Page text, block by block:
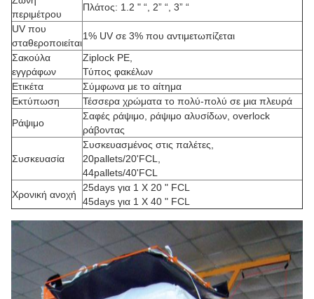
περιμέτρου
Πλάτος: 1.2 " “, 2” “, 3” “
UV που
σταθεροποιείται
1% UV σε 3% που αντιμετωπίζεται
Σακούλα
εγγράφων
Ziplock PE,
Τύπος φακέλων
Ετικέτα
Σύμφωνα με το αίτημα
Εκτύπωση
Τέσσερα χρώματα το πολύ-πολύ σε μια πλευρά
Ράψιμο
Σαφές ράψιμο, ράψιμο αλυσίδων, overlock
ράβοντας
Συσκευασία
Συσκευασμένος στις παλέτες,
20pallets/20'FCL,
44pallets/40'FCL
Χρονική ανοχή
25days για 1 X 20 " FCL
45days για 1 X 40 " FCL